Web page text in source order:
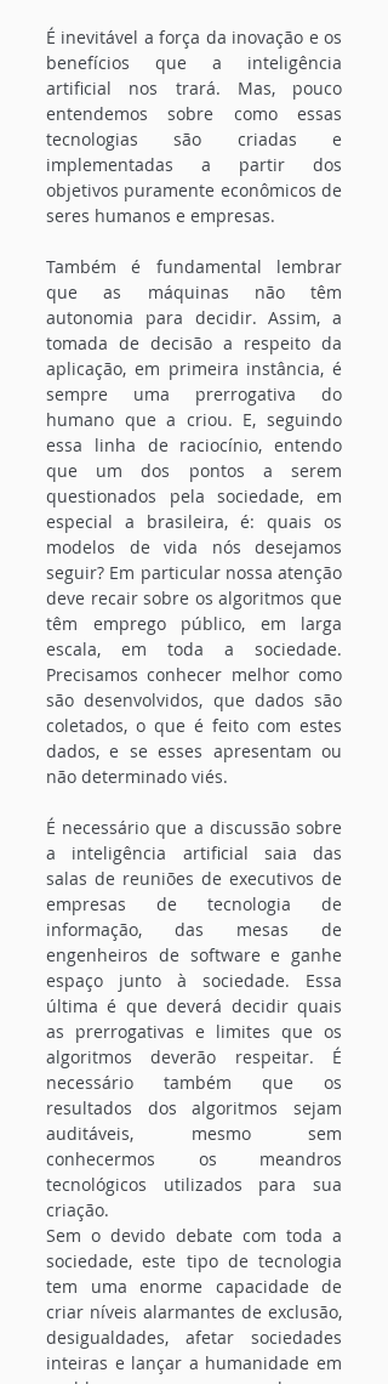
É inevitável a força da inovação e os
benefícios que a inteligência
artificial nos trará. Mas, pouco
entendemos sobre como essas
tecnologias são criadas e
implementadas a partir dos
objetivos puramente econômicos de
seres humanos e empresas.
Também é fundamental lembrar
que as máquinas não têm
autonomia para decidir. Assim, a
tomada de decisão a respeito da
aplicação, em primeira instância, é
sempre uma prerrogativa do
humano que a criou. E, seguindo
essa linha de raciocínio, entendo
que um dos pontos a serem
questionados pela sociedade, em
especial a brasileira, é: quais os
modelos de vida nós desejamos
seguir? Em particular nossa atenção
deve recair sobre os algoritmos que
têm emprego público, em larga
escala, em toda a sociedade.
Precisamos conhecer melhor como
são desenvolvidos, que dados são
coletados, o que é feito com estes
dados, e se esses apresentam ou
não determinado viés.
É necessário que a discussão sobre
a inteligência artificial saia das
salas de reuniões de executivos de
empresas de tecnologia de
informação, das mesas de
engenheiros de software e ganhe
espaço junto à sociedade. Essa
última é que deverá decidir quais
as prerrogativas e limites que os
algoritmos deverão respeitar. É
necessário também que os
resultados dos algoritmos sejam
auditáveis, mesmo sem
conhecermos os meandros
tecnológicos utilizados para sua
criação.
Sem o devido debate com toda a
sociedade, este tipo de tecnologia
tem uma enorme capacidade de
criar níveis alarmantes de exclusão,
desigualdades, afetar sociedades
inteiras e lançar a humanidade em